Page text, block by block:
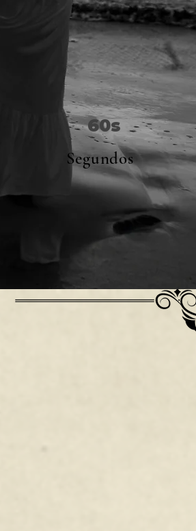
60s
Segundos